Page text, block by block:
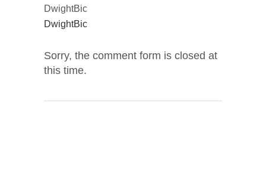
DwightBic
DwightBic
Sorry, the comment form is closed at
this time.